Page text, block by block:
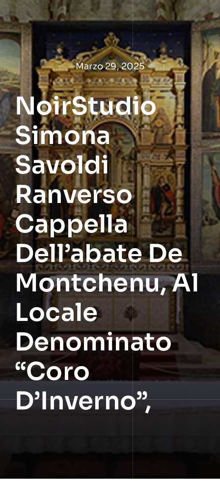
Salta
al
contenuto
Marzo 29, 2025
NoirStudio
Simona
Savoldi
Ranverso
Cappella
Dell’abate De
Montchenu, Al
Locale
Denominato
“Coro
D’Inverno”,